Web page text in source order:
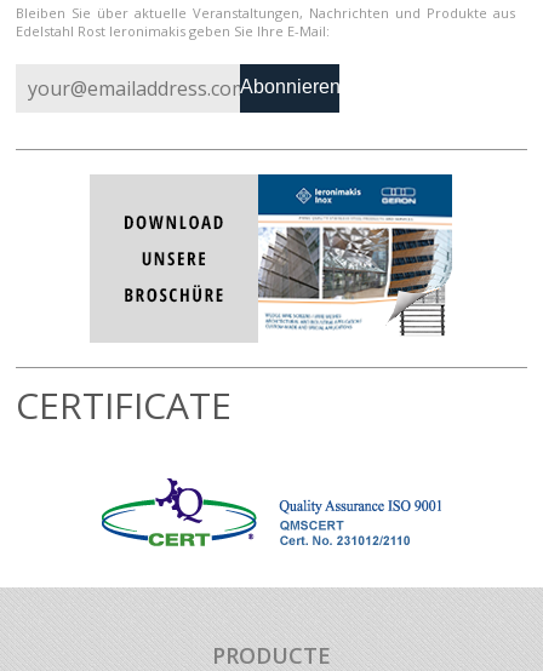
Bleiben Sie über aktuelle Veranstaltungen, Nachrichten und Produkte aus
Edelstahl Rost Ieronimakis geben Sie Ihre E-Mail:
Abonnieren
CERTIFICATE
PRODUCTE